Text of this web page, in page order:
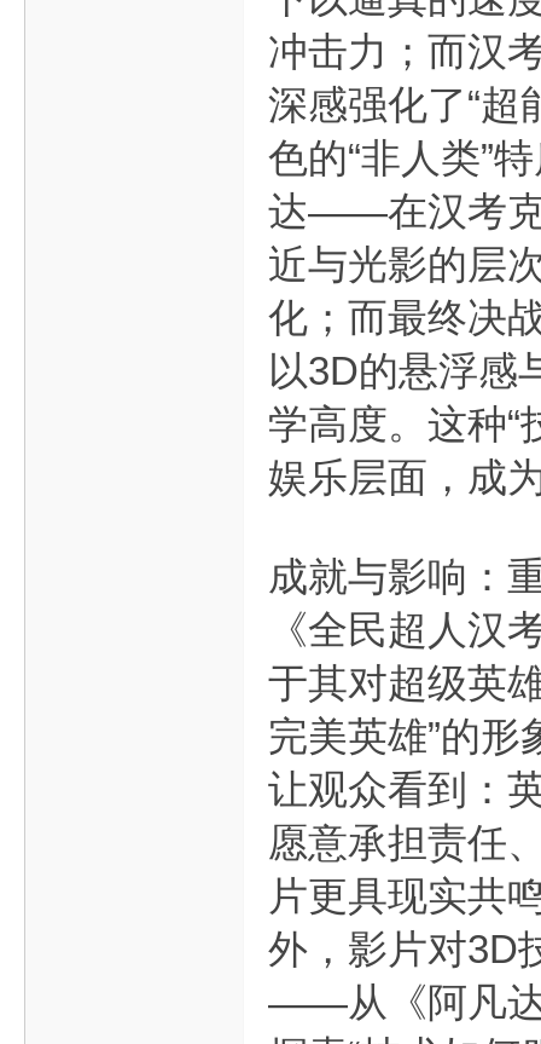
冲击力；而汉
深感强化了“超
色的“非人类”
达——在汉考克
近与光影的层
化；而最终决
以3D的悬浮感
学高度。这种“
娱乐层面，成
成就与影响：
《全民超人汉
于其对超级英
完美英雄”的形
让观众看到：
愿意承担责任
片更具现实共
外，影片对3D
——从《阿凡达